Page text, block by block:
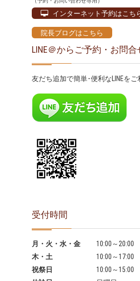
インターネット予約はこち
院長ブログはこちら
LINE＠からご予約・お問合
友だち追加で簡単･便利なLINEを
受付時間
月・火・水・金
10:00～20:00
木・土
10:00～17:00
祝祭日
10:00～15:00